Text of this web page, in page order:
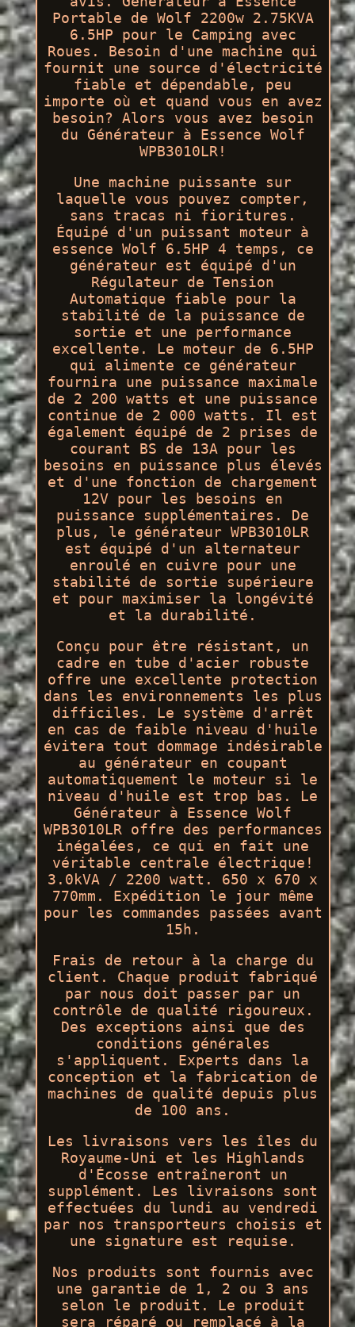
Portable de Wolf 2200w 2.75KVA
6.5HP pour le Camping avec
Roues. Besoin d'une machine qui
fournit une source d'électricité
fiable et dépendable, peu
importe où et quand vous en avez
besoin? Alors vous avez besoin
du Générateur à Essence Wolf
WPB3010LR!
Une machine puissante sur
laquelle vous pouvez compter,
sans tracas ni fioritures.
Équipé d'un puissant moteur à
essence Wolf 6.5HP 4 temps, ce
générateur est équipé d'un
Régulateur de Tension
Automatique fiable pour la
stabilité de la puissance de
sortie et une performance
excellente. Le moteur de 6.5HP
qui alimente ce générateur
fournira une puissance maximale
de 2 200 watts et une puissance
continue de 2 000 watts. Il est
également équipé de 2 prises de
courant BS de 13A pour les
besoins en puissance plus élevés
et d'une fonction de chargement
12V pour les besoins en
puissance supplémentaires. De
plus, le générateur WPB3010LR
est équipé d'un alternateur
enroulé en cuivre pour une
stabilité de sortie supérieure
et pour maximiser la longévité
et la durabilité.
Conçu pour être résistant, un
cadre en tube d'acier robuste
offre une excellente protection
dans les environnements les plus
difficiles. Le système d'arrêt
en cas de faible niveau d'huile
évitera tout dommage indésirable
au générateur en coupant
automatiquement le moteur si le
niveau d'huile est trop bas. Le
Générateur à Essence Wolf
WPB3010LR offre des performances
inégalées, ce qui en fait une
véritable centrale électrique!
3.0kVA / 2200 watt. 650 x 670 x
770mm. Expédition le jour même
pour les commandes passées avant
15h.
Frais de retour à la charge du
client. Chaque produit fabriqué
par nous doit passer par un
contrôle de qualité rigoureux.
Des exceptions ainsi que des
conditions générales
s'appliquent. Experts dans la
conception et la fabrication de
machines de qualité depuis plus
de 100 ans.
Les livraisons vers les îles du
Royaume-Uni et les Highlands
d'Écosse entraîneront un
supplément. Les livraisons sont
effectuées du lundi au vendredi
par nos transporteurs choisis et
une signature est requise.
Nos produits sont fournis avec
une garantie de 1, 2 ou 3 ans
selon le produit. Le produit
sera réparé ou remplacé à la